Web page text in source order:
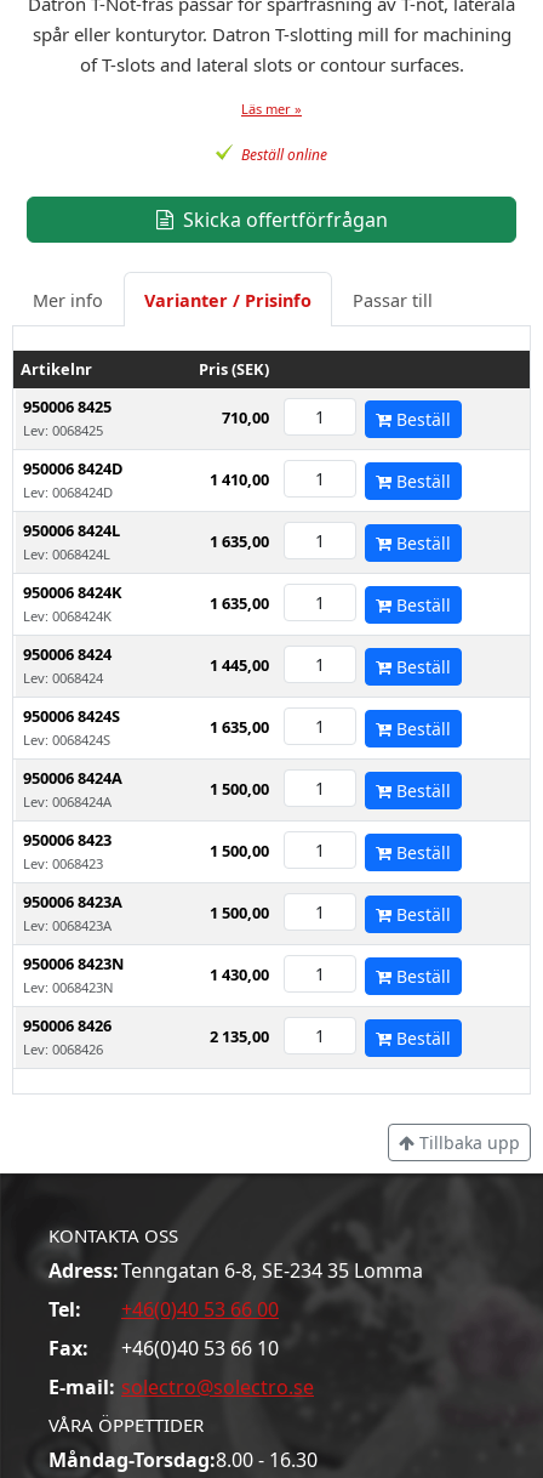
spår eller konturytor. Datron T-slotting mill for machining
of T-slots and lateral slots or contour surfaces.
Läs mer »
Beställ online
Skicka offertförfrågan
Mer info Varianter / Prisinfo Passar till
Artikelnr
Pris (SEK)
950006 8425
Lev: 0068425
710,00 Beställ
950006 8424D
Lev: 0068424D
1 410,00 Beställ
950006 8424L
Lev: 0068424L
1 635,00 Beställ
950006 8424K
Lev: 0068424K
1 635,00 Beställ
950006 8424
Lev: 0068424
1 445,00 Beställ
950006 8424S
Lev: 0068424S
1 635,00 Beställ
950006 8424A
Lev: 0068424A
1 500,00 Beställ
950006 8423
Lev: 0068423
1 500,00 Beställ
950006 8423A
Lev: 0068423A
1 500,00 Beställ
950006 8423N
Lev: 0068423N
1 430,00 Beställ
950006 8426
Lev: 0068426
2 135,00 Beställ
Tillbaka upp
KONTAKTA OSS
Adress:Tenngatan 6-8, SE-234 35 Lomma
Tel:
+46(0)40 53 66 00
Fax:
+46(0)40 53 66 10
E-mail: solectro@solectro.se
VÅRA ÖPPETTIDER
Måndag-Torsdag:8.00 - 16.30